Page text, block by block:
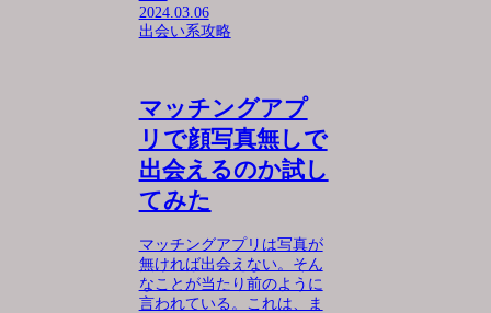
2024.03.06
出会い系攻略
マッチングアプ
リで顔写真無しで
出会えるのか試し
てみた
マッチングアプリは写真が
無ければ出会えない。そん
なことが当たり前のように
言われている。これは、ま